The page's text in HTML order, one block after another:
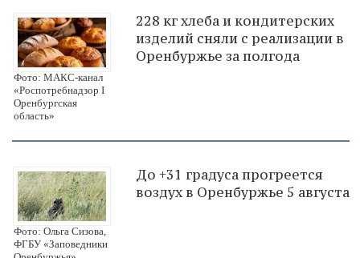
Фото: МАКС-канал
«Роспотребнадзор I
Оренбургская
область»
228 кг хлеба и кондитерских
изделий сняли с реализации в
Оренбуржье за полгода
Фото: Ольга Сизова,
ФГБУ «Заповедники
До +31 градуса прогреется
воздух в Оренбуржье 5 августа